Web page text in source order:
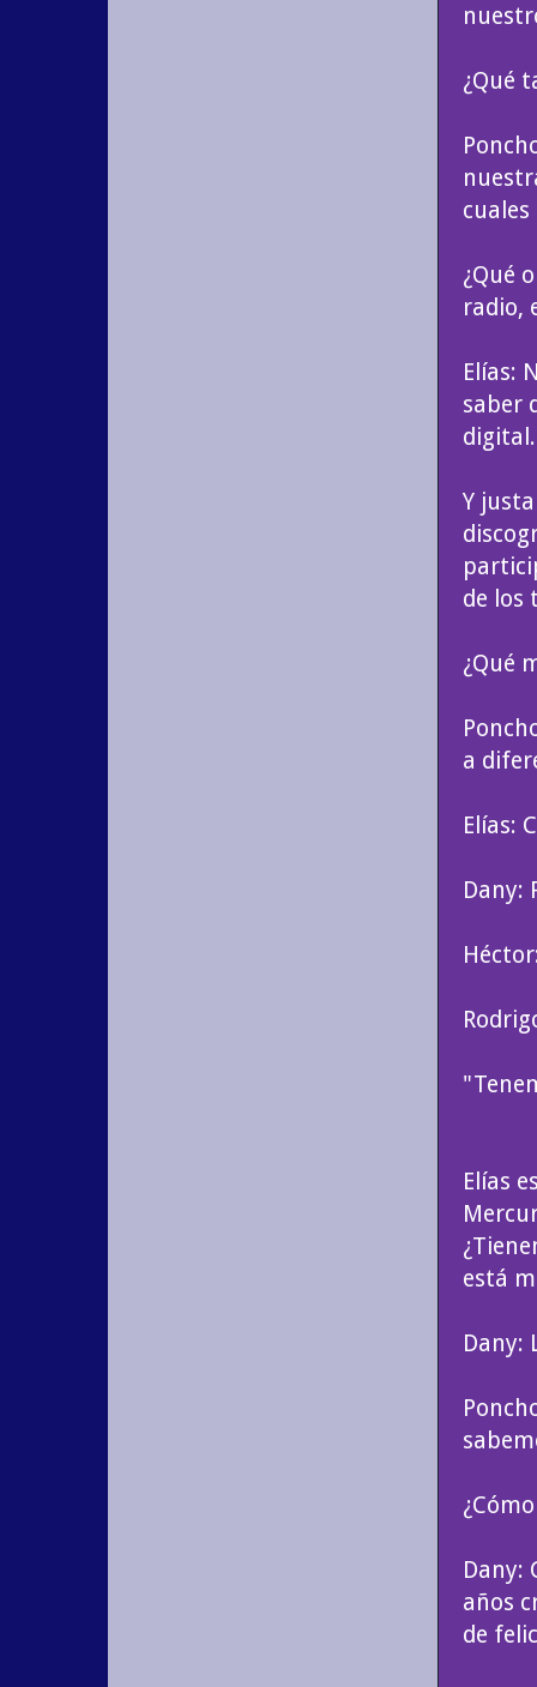
¿Qué
¿Qué
radio,
Elías:
saber
digital.
Y
de los
¿Qué
a
Elías:
Dany:
Elías
está
Dany:
Dany:
años
de